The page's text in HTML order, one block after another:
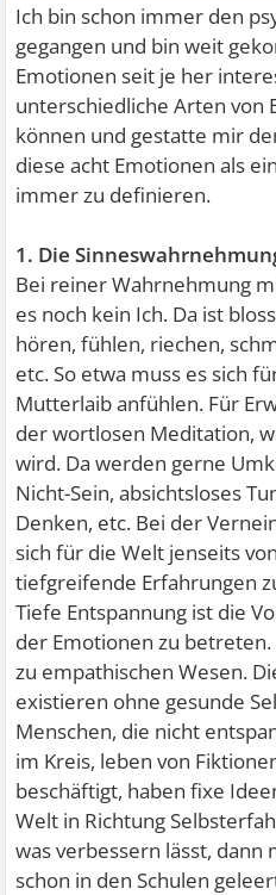
Ich bin schon immer den
gegangen und bin weit
Emotionen seit je her
unterschiedliche Arten von
können und gestatte mir
diese acht Emotionen als
immer zu definieren.
1. Die
Bei reiner Wahrnehmung
es noch kein Ich. Da ist
hören, fühlen, riechen,
etc. So etwa muss es sich
Mutterlaib anfühlen. Für
der wortlosen Meditation,
wird. Da werden gerne
Nicht-Sein, absichtsloses
Denken, etc. Bei der
sich für die Welt jenseits
tiefgreifende Erfahrungen
Tiefe Entspannung ist die
der Emotionen zu
zu empathischen Wesen.
existieren ohne gesunde
Menschen, die nicht
im Kreis, leben von
beschäftigt, haben fixe
Welt in Richtung
was verbessern lässt, dann
schon in den Schulen